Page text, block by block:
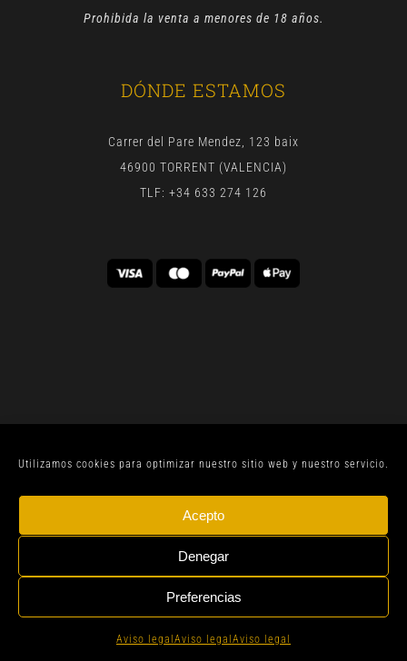
Utilizamos cookies para optimizar nuestro sitio web y nuestro servicio.
Acepto
Denegar
Preferencias
Aviso legal Aviso legal Aviso legal
Prohibida la venta a menores de 18 años.
DÓNDE ESTAMOS
Carrer del Pare Mendez, 123 baix
46900 TORRENT (VALENCIA)
TLF: +34 633 274 126
LOS DERECHOS RESERVADOS | BY
InstagramWhatsapp